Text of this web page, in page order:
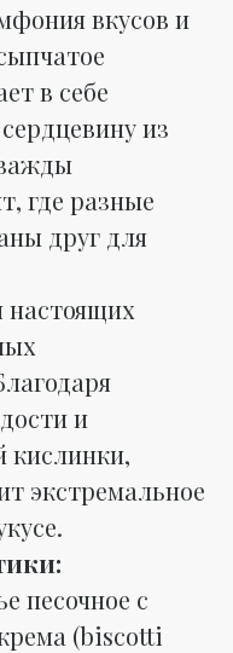
вкусов и
в себе
из
где разные
друг для
настоящих
и
кислинки,
экстремальное
песочное с
(biscotti